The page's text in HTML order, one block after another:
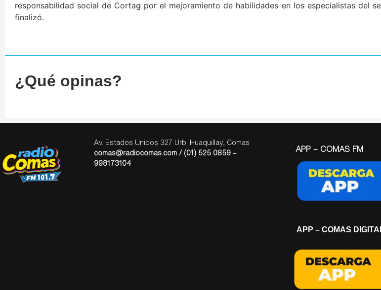
responsabilidad social de Cortag por el mejoramiento de habilidades en los especialistas del
finalizó.
¿Qué opinas?
Av. Estados Unidos 327 Urb. Huaquillay, Comas
comas@radiocomas.com / (01) 525 0859 –
998173104
APP – COMAS FM
APP – COMAS